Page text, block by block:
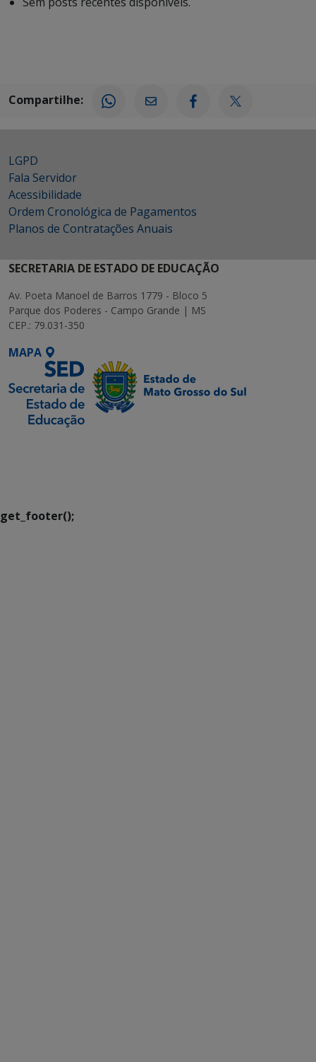
Compartilhe:
LGPD
Fala Servidor
Acessibilidade
Ordem Cronológica de Pagamentos
Planos de Contratações Anuais
SECRETARIA DE ESTADO DE EDUCAÇÃO
Av. Poeta Manoel de Barros 1779 - Bloco 5
Parque dos Poderes - Campo Grande | MS
CEP.: 79.031-350
MAPA
get_footer();